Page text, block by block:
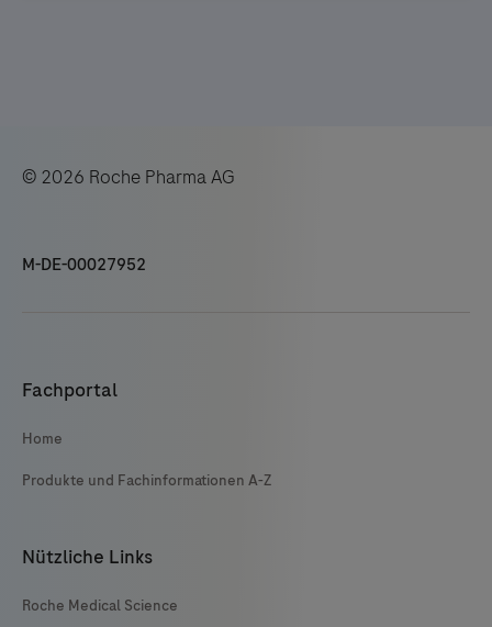
© 2026 Roche Pharma AG
M-DE-00027952
Fachportal
Home
Produkte und Fachinformationen A-Z
Nützliche Links
Roche Medical Science